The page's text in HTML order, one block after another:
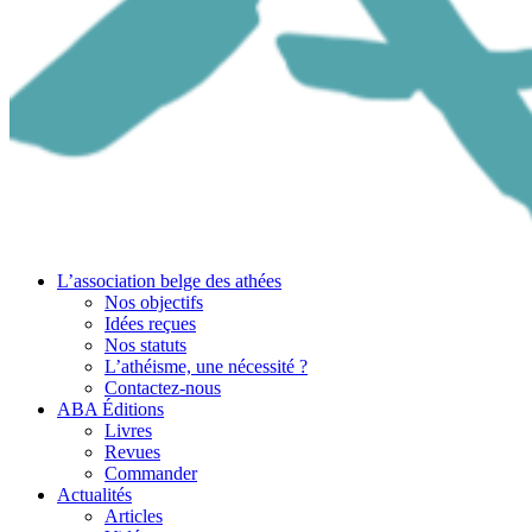
L’association belge des athées
Nos objectifs
Idées reçues
Nos statuts
L’athéisme, une nécessité ?
Contactez-nous
ABA Éditions
Livres
Revues
Commander
Actualités
Articles